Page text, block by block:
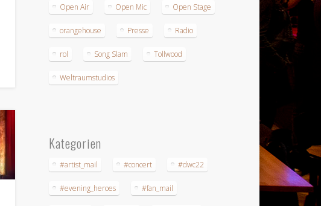
Open Air Open Mic Open Stage
orangehouse Presse Radio
rol Song Slam Tollwood
Weltraumstudios
Kategorien
#artist_mail #concert #dwc22
#evening_heroes #fan_mail